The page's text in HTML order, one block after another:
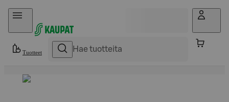
Hyppää sisältöön
Tuotteet